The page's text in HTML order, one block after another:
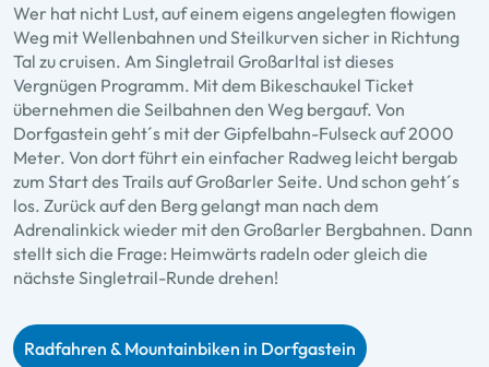
Wer hat nicht Lust, auf einem eigens angelegten flowigen
Weg mit Wellenbahnen und Steilkurven sicher in Richtung
Tal zu cruisen. Am Singletrail Großarltal ist dieses
Vergnügen Programm. Mit dem Bikeschaukel Ticket
übernehmen die Seilbahnen den Weg bergauf. Von
Dorfgastein geht´s mit der Gipfelbahn-Fulseck auf 2000
Meter. Von dort führt ein einfacher Radweg leicht bergab
zum Start des Trails auf Großarler Seite. Und schon geht´s
los. Zurück auf den Berg gelangt man nach dem
Adrenalinkick wieder mit den Großarler Bergbahnen. Dann
stellt sich die Frage: Heimwärts radeln oder gleich die
nächste Singletrail-Runde drehen!
Radfahren & Mountainbiken in Dorfgastein